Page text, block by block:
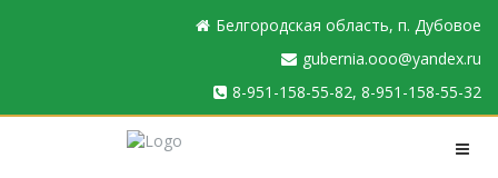
Белгородская область, п. Дубовое
gubernia.ooo@yandex.ru
8-951-158-55-82, 8-951-158-55-32